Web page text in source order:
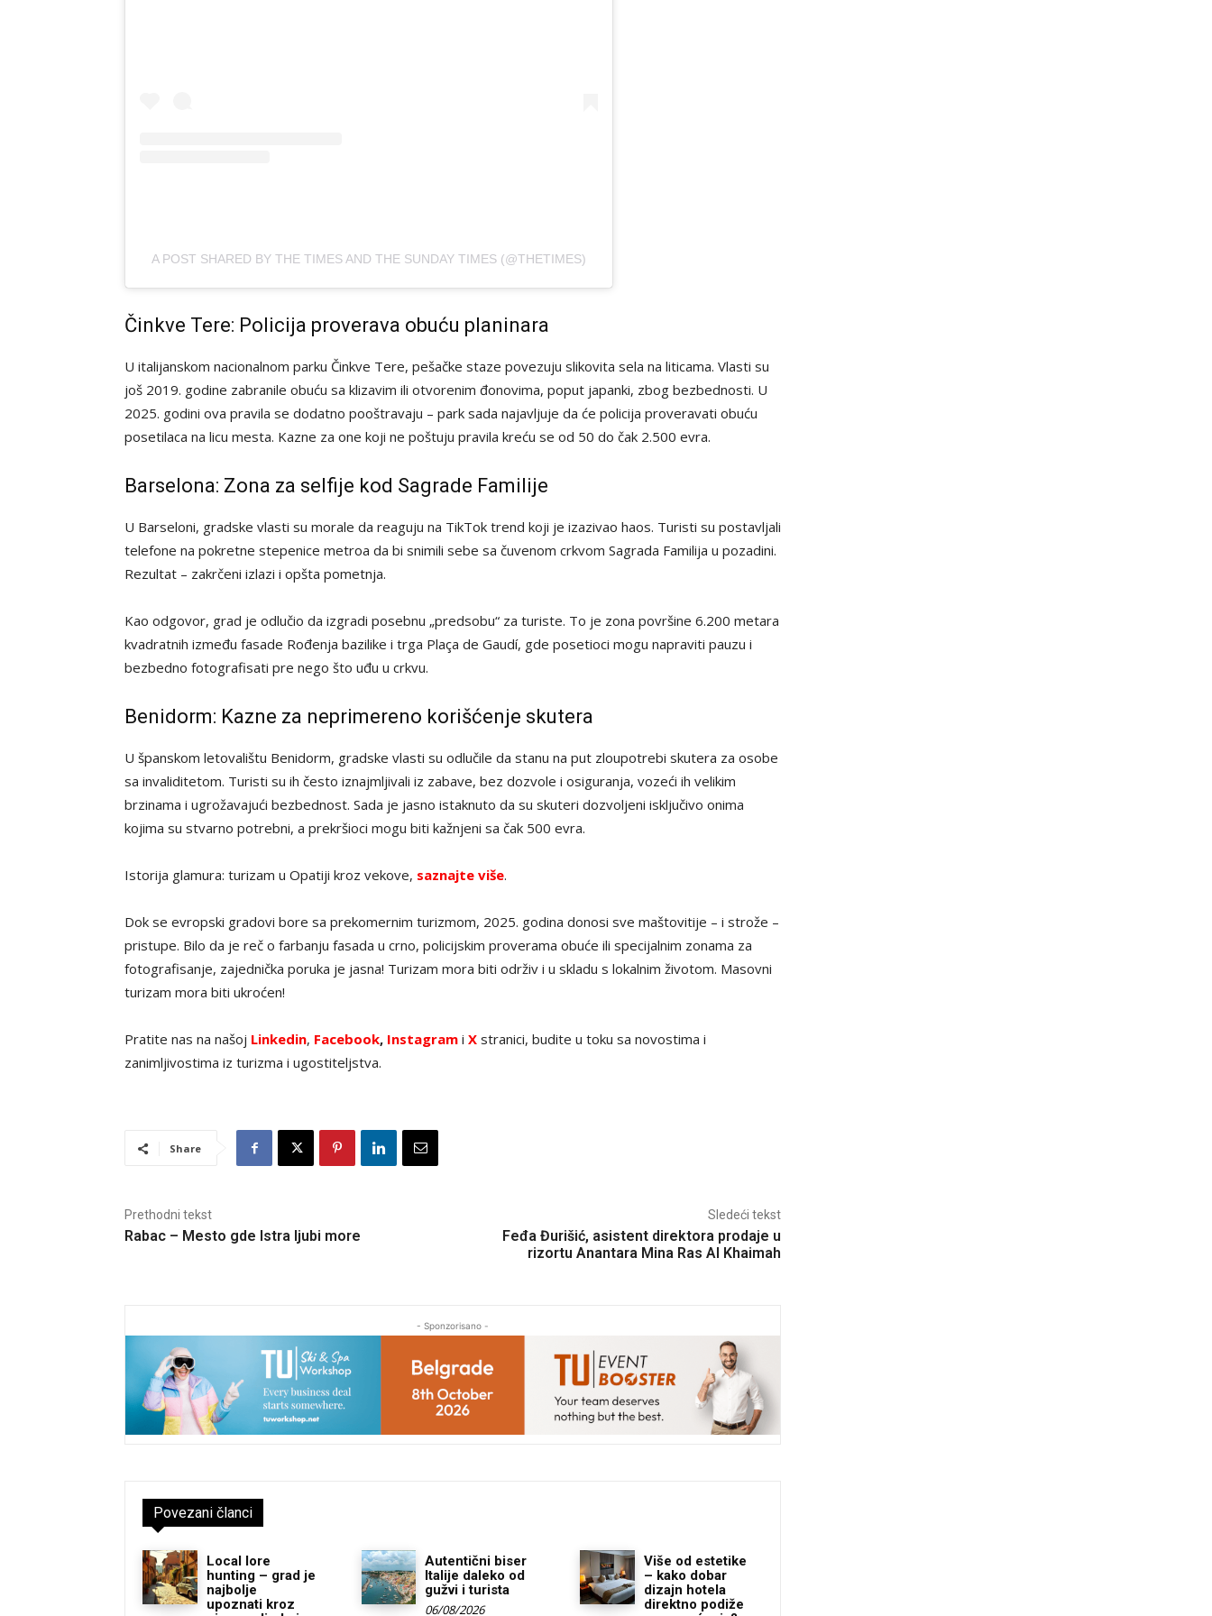
A POST SHARED BY THE TIMES AND THE SUNDAY TIMES (@THETIMES)
Činkve Tere: Policija proverava obuću planinara
U italijanskom nacionalnom parku Činkve Tere, pešačke staze povezuju slikovita sela na liticama. Vlasti su
još 2019. godine zabranile obuću sa klizavim ili otvorenim đonovima, poput japanki, zbog bezbednosti. U
2025. godini ova pravila se dodatno pooštravaju – park sada najavljuje da će policija proveravati obuću
posetilaca na licu mesta. Kazne za one koji ne poštuju pravila kreću se od 50 do čak 2.500 evra.
Barselona: Zona za selfije kod Sagrade Familije
U Barseloni, gradske vlasti su morale da reaguju na TikTok trend koji je izazivao haos. Turisti su postavljali
telefone na pokretne stepenice metroa da bi snimili sebe sa čuvenom crkvom Sagrada Familija u pozadini.
Rezultat – zakrčeni izlazi i opšta pometnja.
Kao odgovor, grad je odlučio da izgradi posebnu „predsobu“ za turiste. To je zona površine 6.200 metara
kvadratnih između fasade Rođenja bazilike i trga Plaça de Gaudí, gde posetioci mogu napraviti pauzu i
bezbedno fotografisati pre nego što uđu u crkvu.
Benidorm: Kazne za neprimereno korišćenje skutera
U španskom letovalištu Benidorm, gradske vlasti su odlučile da stanu na put zloupotrebi skutera za osobe
sa invaliditetom. Turisti su ih često iznajmljivali iz zabave, bez dozvole i osiguranja, vozeći ih velikim
brzinama i ugrožavajući bezbednost. Sada je jasno istaknuto da su skuteri dozvoljeni isključivo onima
kojima su stvarno potrebni, a prekršioci mogu biti kažnjeni sa čak 500 evra.
Istorija glamura: turizam u Opatiji kroz vekove, saznajte više.
Dok se evropski gradovi bore sa prekomernim turizmom, 2025. godina donosi sve maštovitije – i strože –
pristupe. Bilo da je reč o farbanju fasada u crno, policijskim proverama obuće ili specijalnim zonama za
fotografisanje, zajednička poruka je jasna! Turizam mora biti održiv i u skladu s lokalnim životom. Masovni
turizam mora biti ukroćen!
Pratite nas na našoj Linkedin, Facebook, Instagram i X stranici, budite u toku sa novostima i
zanimljivostima iz turizma i ugostiteljstva.
Share
Prethodni tekst
Rabac – Mesto gde Istra ljubi more
Sledeći tekst
Feđa Đurišić, asistent direktora prodaje u
rizortu Anantara Mina Ras Al Khaimah
- Sponzorisano -
Povezani članci
Local lore
hunting – grad je
najbolje
upoznati kroz
Autentični biser
Italije daleko od
gužvi i turista
06/08/2026
Više od estetike
– kako dobar
dizajn hotela
direktno podiže